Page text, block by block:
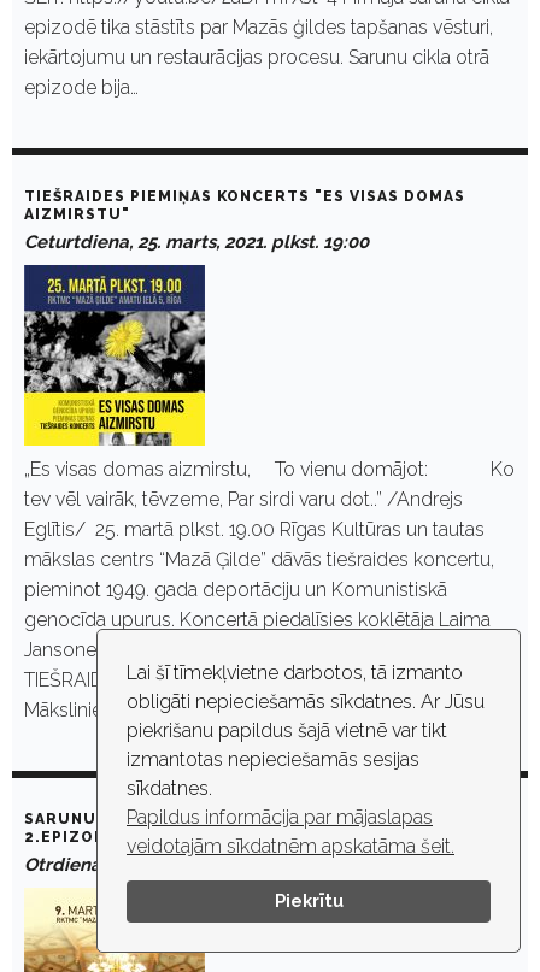
Lai šī tīmekļvietne darbotos, tā izmanto
obligāti nepieciešamās sīkdatnes. Ar Jūsu
piekrišanu papildus šajā vietnē var tikt
izmantotas nepieciešamās sesijas
sīkdatnes.
Papildus informācija par mājaslapas
veidotajām sīkdatnēm apskatāma šeit.
Piekrītu
epizodē tika stāstīts par Mazās ģildes tapšanas vēsturi,
iekārtojumu un restaurācijas procesu. Sarunu cikla otrā
epizode bija…
TIEŠRAIDES PIEMIŅAS KONCERTS "ES VISAS DOMAS
AIZMIRSTU"
Ceturtdiena, 25. marts, 2021. plkst. 19:00
„Es visas domas aizmirstu, To vienu domājot: Ko
tev vēl vairāk, tēvzeme, Par sirdi varu dot..” /Andrejs
Eglītis/ 25. martā plkst. 19.00 Rīgas Kultūras un tautas
mākslas centrs “Mazā Ģilde” dāvās tiešraides koncertu,
pieminot 1949. gada deportāciju un Komunistiskā
genocīda upurus. Koncertā piedalīsies koklētāja Laima
Jansone un dziedātāja Anta Eņģele. KONCERTA
TIEŠRAIDE ŠEIT: https://youtu.be/mH6dhZTNdfY
Mākslinieces…
SARUNU CIKLS „NOSLĒPUMAINĀ MAZĀ ĢILDE”. DEJA. _
2.EPIZODE
Otrdiena, 9. marts, 2021. plkst. 19:00